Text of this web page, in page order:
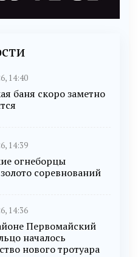
14:40
баня скоро заметно
14:39
огнеборцы
соревнований
14:36
Первомайский
началось
нового тротуара